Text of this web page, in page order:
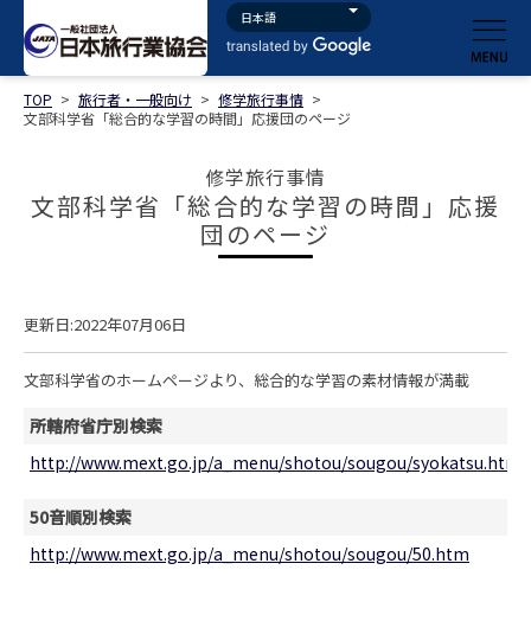
TOP > 旅行者・一般向け > 修学旅行事情 >
文部科学省「総合的な学習の時間」応援団のページ
修学旅行事情
文部科学省「総合的な学習の時間」応援
団のページ
更新日:2022年07月06日
文部科学省のホームページより、総合的な学習の素材情報が満載
所轄府省庁別検索
http://www.mext.go.jp/a_menu/shotou/sougou/syokatsu.htm
50音順別検索
http://www.mext.go.jp/a_menu/shotou/sougou/50.htm